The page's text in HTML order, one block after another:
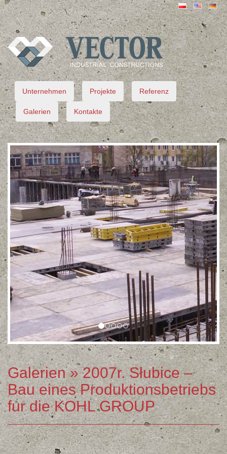
VECTOR
Unternehmen Projekte Referenz
Galerien Kontakte
Galerien» 2007r. Słubice –
Bau eines Produktionsbetriebs
fur die KOHL GROUP